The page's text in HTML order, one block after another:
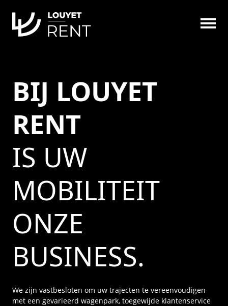
BIJ LOUYET
RENT
IS UW
MOBILITEIT
ONZE
BUSINESS.
We zijn vastbesloten om uw trajecten te vereenvoudigen
met een gevarieerd wagenpark, toegewijde klantenservice
Louyet Rent (BE 0764 387 021)